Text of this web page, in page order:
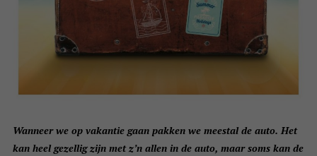
Wanneer we op vakantie gaan pakken we meestal de auto. Het
kan heel gezellig zijn met z’n allen in de auto, maar soms kan de